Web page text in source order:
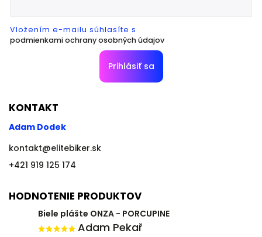
Vložením e-mailu súhlasíte s
podmienkami ochrany osobných údajov
Prihlásiť sa
KONTAKT
Adam Dodek
kontakt@elitebiker.sk
+421 919 125 174
HODNOTENIE PRODUKTOV
Biele plášte ONZA - PORCUPINE
Adam Pekař